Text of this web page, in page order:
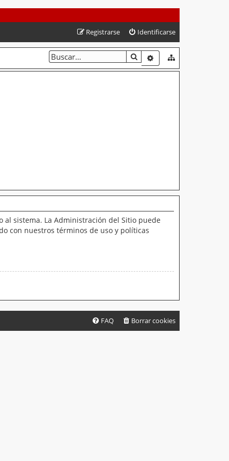
Identificarse
Registrarse
BUSCARBÚSQUEDA
al sistema. La Administración del Sitio puede
con nuestros términos de uso y políticas
Borrar cookies
FAQ